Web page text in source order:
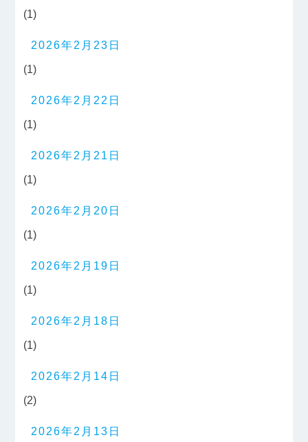
(1)
2026年2月23日
(1)
2026年2月22日
(1)
2026年2月21日
(1)
2026年2月20日
(1)
2026年2月19日
(1)
2026年2月18日
(1)
2026年2月14日
(2)
2026年2月13日